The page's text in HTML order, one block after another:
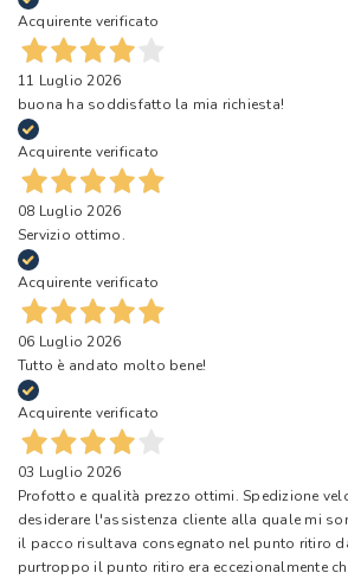
Acquirente verificato
11 Luglio 2026
buona ha soddisfatto la mia richiesta!
Acquirente verificato
08 Luglio 2026
Servizio ottimo.
Acquirente verificato
06 Luglio 2026
Tutto è andato molto bene!
Acquirente verificato
03 Luglio 2026
Profotto e qualità prezzo ottimi. Spedizione
desiderare l'assistenza cliente alla quale mi
il pacco risultava consegnato nel punto ritiro
purtroppo il punto ritiro era eccezionalmente